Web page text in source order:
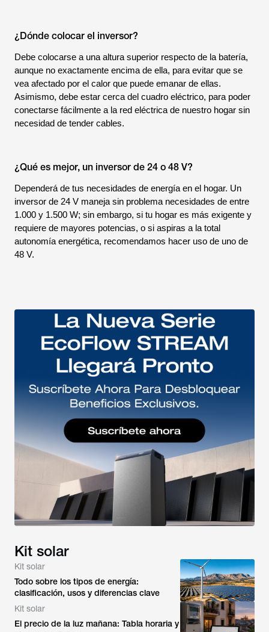
¿Dónde colocar el inversor?
Debe colocarse a una altura superior respecto de la batería,
aunque no exactamente encima de ella, para evitar que se
vea afectado por el calor que puede emanar de ellas.
Asimismo, debe estar cerca del cuadro eléctrico, para poder
conectarse fácilmente a la red eléctrica de nuestro hogar sin
necesidad de tender cables.
¿Qué es mejor, un inversor de 24 o 48 V?
Dependerá de tus necesidades de energía en el hogar. Un
inversor de 24 V maneja sin problema necesidades de entre
1.000 y 1.500 W; sin embargo, si tu hogar es más exigente y
requiere de mayores potencias, o si aspiras a la total
autonomía energética, recomendamos hacer uso de uno de
48 V.
Kit solar
Kit solar
Todo sobre los tipos de energía:
clasificación, usos y diferencias clave
Kit solar
El precio de la luz mañana: Tabla horaria y